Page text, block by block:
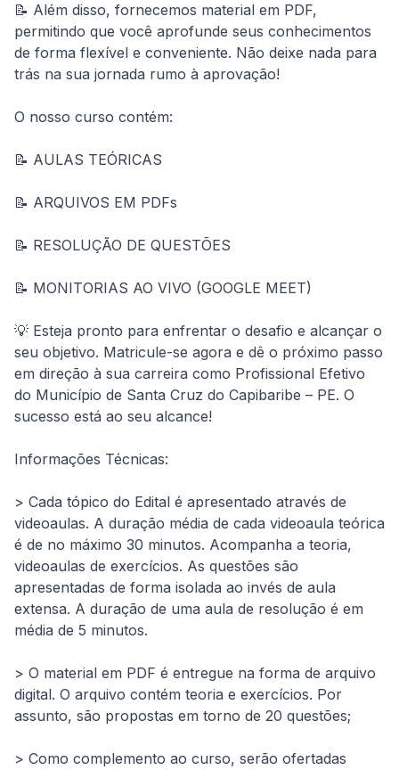
📝 Além disso, fornecemos material em PDF,
permitindo que você aprofunde seus conhecimentos
de forma flexível e conveniente. Não deixe nada para
trás na sua jornada rumo à aprovação!
O nosso curso contém:
📝 AULAS TEÓRICAS
📝 ARQUIVOS EM PDFs
📝 RESOLUÇÃO DE QUESTÕES
📝 MONITORIAS AO VIVO (GOOGLE MEET)
💡 Esteja pronto para enfrentar o desafio e alcançar o
seu objetivo. Matricule-se agora e dê o próximo passo
em direção à sua carreira como Profissional Efetivo
do Município de Santa Cruz do Capibaribe – PE. O
sucesso está ao seu alcance!
Informações Técnicas:
> Cada tópico do Edital é apresentado através de
videoaulas. A duração média de cada videoaula teórica
é de no máximo 30 minutos. Acompanha a teoria,
videoaulas de exercícios. As questões são
apresentadas de forma isolada ao invés de aula
extensa. A duração de uma aula de resolução é em
média de 5 minutos.
> O material em PDF é entregue na forma de arquivo
digital. O arquivo contém teoria e exercícios. Por
assunto, são propostas em torno de 20 questões;
> Como complemento ao curso, serão ofertadas